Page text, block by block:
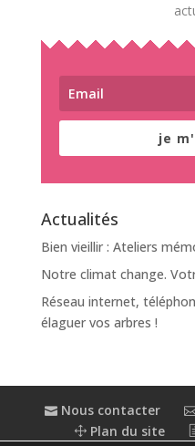
je
Actualités
Bien vieillir : Ateliers
Notre climat change.
Réseau internet,
élaguer vos arbres !
Nous contacter
Plan du site